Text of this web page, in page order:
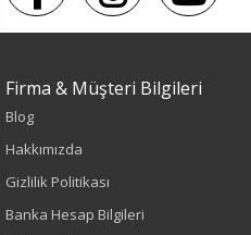
Firma & Müşteri Bilgileri
Blog
Hakkımızda
Gizlilik Politikası
Banka Hesap Bilgileri